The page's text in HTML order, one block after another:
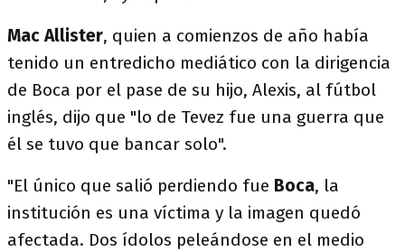
Mac Allister, quien a comienzos de año había
tenido un entredicho mediático con la dirigencia
de Boca por el pase de su hijo, Alexis, al fútbol
inglés, dijo que "lo de Tevez fue una guerra que
él se tuvo que bancar solo".
"El único que salió perdiendo fue Boca, la
institución es una víctima y la imagen quedó
afectada. Dos ídolos peleándose en el medio